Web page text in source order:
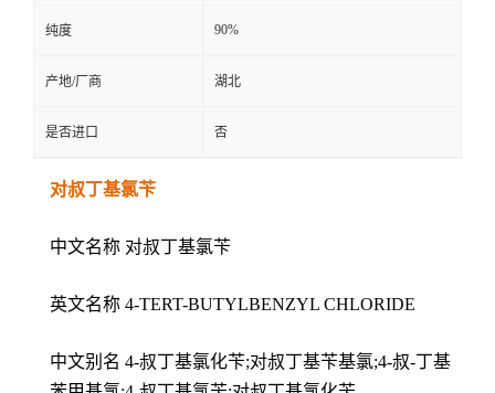
纯度 90%
产地/厂商 湖北
是否进口 否
对叔丁基氯苄
中文名称 对叔丁基氯苄
英文名称 4-TERT-BUTYLBENZYL CHLORIDE
中文别名 4-叔丁基氯化苄;对叔丁基苄基氯;4-叔-丁基